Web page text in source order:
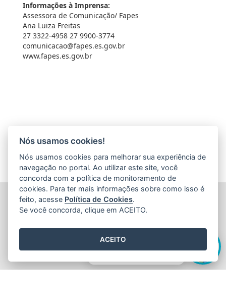
Informações à Imprensa:
Assessora de Comunicação/ Fapes
Ana Luiza Freitas
27 3322-4958 27 9900-3774
comunicacao@fapes.es.gov.br
www.fapes.es.gov.br
Olá! Sou a
como posso te ajudar hoje?
FUNDAÇÃO DE AMPARO À PESQUISA E INOVAÇÃO DO
ESPÍRITO SANTO (FAPES)
CEP: 29066-380 - Vitória / ES
Tel.: 27 3636 1850
Nós usamos cookies!
Nós usamos cookies para melhorar sua experiência de
navegação no portal. Ao utilizar este site, você
concorda com a política de monitoramento de
cookies. Para ter mais informações sobre como isso é
feito, acesse Política de Cookies.
Se você concorda, clique em ACEITO.
ACEITO